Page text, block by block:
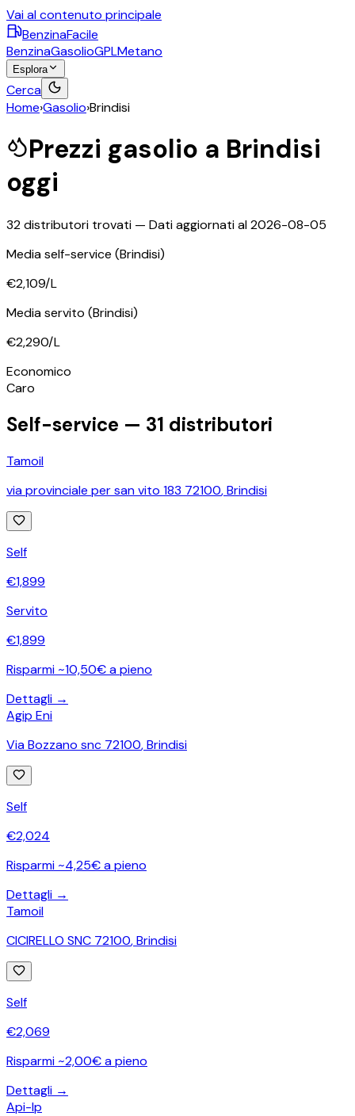
Vai al contenuto principale
BenzinaFacile
BenzinaGasolioGPLMetano
Esplora
Cerca
Home›Gasolio›Brindisi
Prezzi gasolio a Brindisi
oggi
32distributori trovati — Dati aggiornati al2026-08-05
Media self-service (Brindisi)
€2,109/L
Media servito (Brindisi)
€2,290/L
Economico
Caro
Self-service — 31 distributori
Tamoil
via provinciale per san vito 183 72100,Brindisi
Self
€1,899
Servito
€1,899
Risparmi ~10,50€ a pieno
Dettagli →
Agip Eni
Via Bozzano snc 72100,Brindisi
Self
€2,024
Risparmi ~4,25€ a pieno
Dettagli →
Tamoil
CICIRELLO SNC 72100,Brindisi
Self
€2,069
Risparmi ~2,00€ a pieno
Dettagli →
Api-Ip